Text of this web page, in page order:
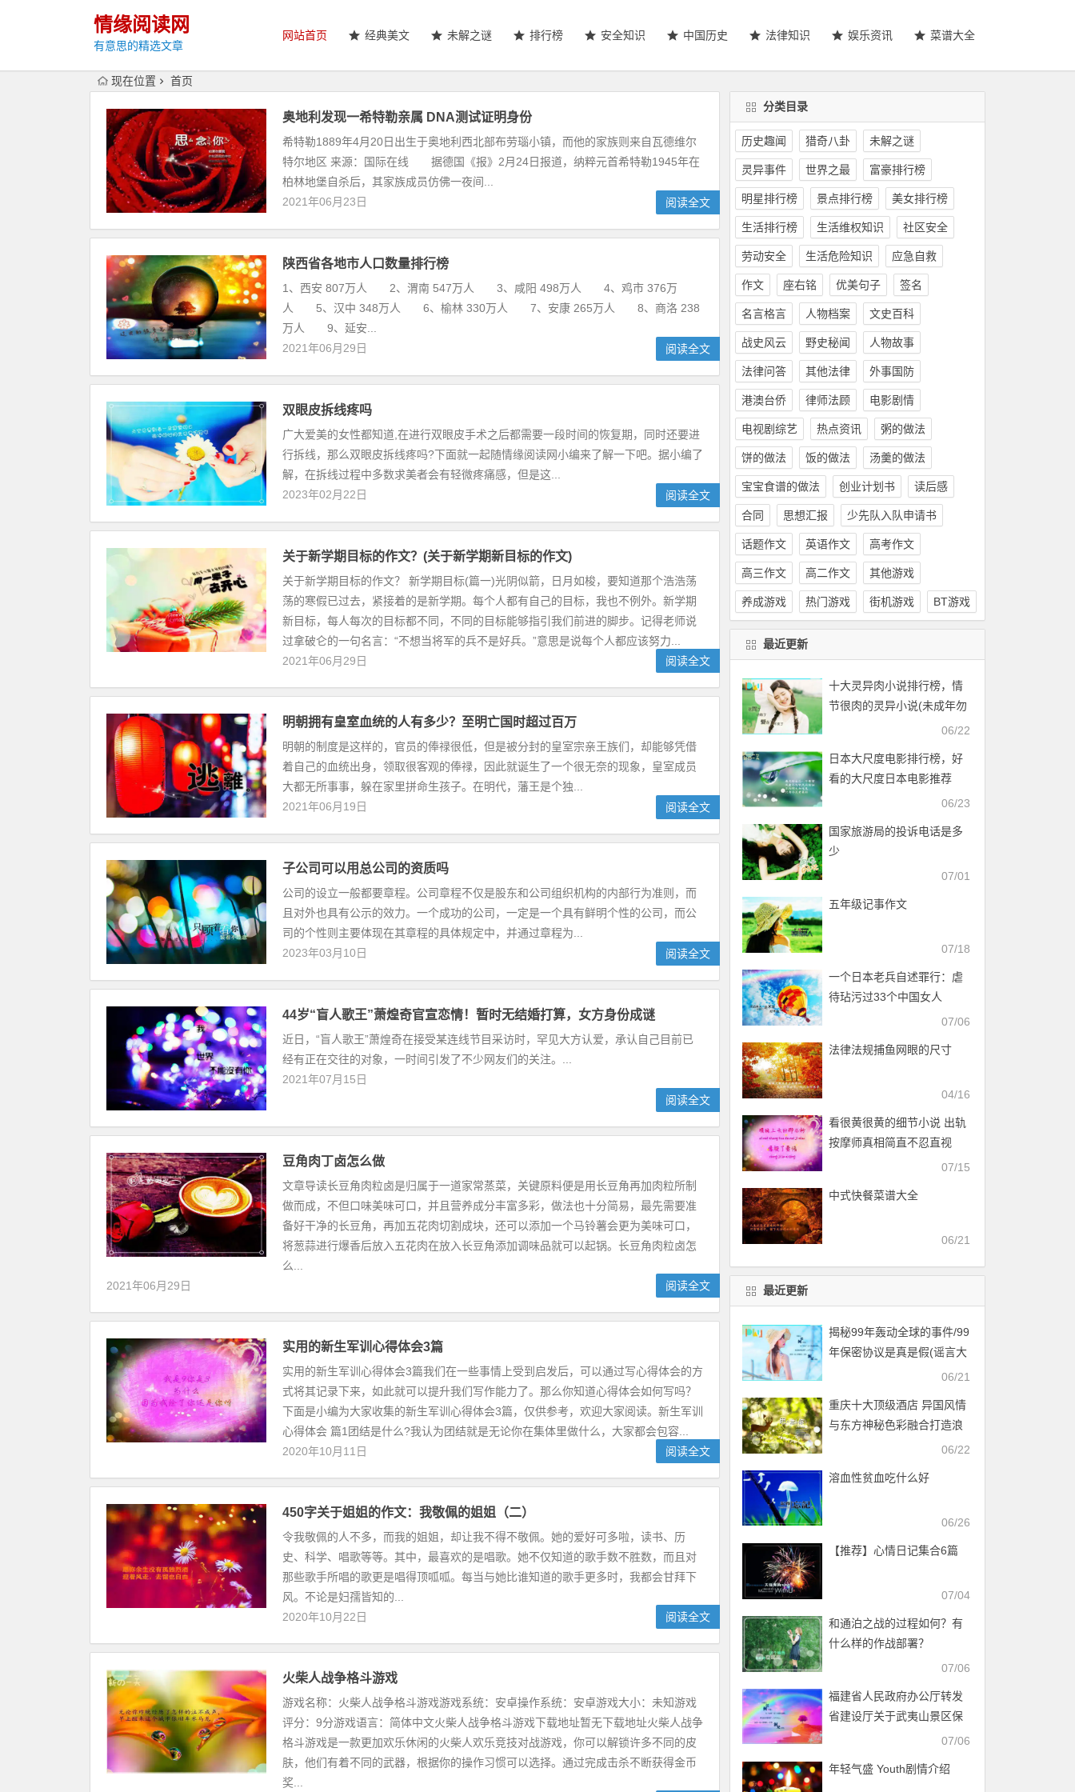
情缘阅读网
有意思的精选文章
网站首页 经典美文 未解之谜 排行榜 安全知识 中国历史 法律知识 娱乐资讯 菜谱大全
现在位置 首页
奥地利发现一希特勒亲属 DNA测试证明身份
希特勒1889年4月20日出生于奥地利西北部布劳瑙小镇，而他的家族则来自瓦德维尔
特尔地区 来源：国际在线 据德国《报》2月24日报道，纳粹元首希特勒1945年在
柏林地堡自杀后，其家族成员仿佛一夜间...
2021年06月23日
阅读全文
陕西省各地市人口数量排行榜
1、西安 807万人 2、渭南 547万人 3、咸阳 498万人 4、鸡市 376万
人 5、汉中 348万人 6、榆林 330万人 7、安康 265万人 8、商洛 238
万人 9、延安...
2021年06月29日
阅读全文
双眼皮拆线疼吗
广大爱美的女性都知道,在进行双眼皮手术之后都需要一段时间的恢复期，同时还要进
行拆线，那么双眼皮拆线疼吗?下面就一起随情缘阅读网小编来了解一下吧。据小编了
解，在拆线过程中多数求美者会有轻微疼痛感，但是这...
2023年02月22日
阅读全文
关于新学期目标的作文？(关于新学期新目标的作文)
关于新学期目标的作文？ 新学期目标(篇一)光阴似箭，日月如梭，要知道那个浩浩荡
荡的寒假已过去，紧接着的是新学期。每个人都有自己的目标，我也不例外。新学期
新目标，每人每次的目标都不同，不同的目标能够指引我们前进的脚步。记得老师说
过拿破仑的一句名言：“不想当将军的兵不是好兵。”意思是说每个人都应该努力...
2021年06月29日
阅读全文
明朝拥有皇室血统的人有多少？至明亡国时超过百万
明朝的制度是这样的，官员的俸禄很低，但是被分封的皇室宗亲王族们，却能够凭借
着自己的血统出身，领取很客观的俸禄，因此就诞生了一个很无奈的现象，皇室成员
大都无所事事，躲在家里拼命生孩子。在明代，藩王是个独...
2021年06月19日
阅读全文
子公司可以用总公司的资质吗
公司的设立一般都要章程。公司章程不仅是股东和公司组织机构的内部行为准则，而
且对外也具有公示的效力。一个成功的公司，一定是一个具有鲜明个性的公司，而公
司的个性则主要体现在其章程的具体规定中，并通过章程为...
2023年03月10日
阅读全文
44岁“盲人歌王”萧煌奇官宣恋情！暂时无结婚打算，女方身份成谜
近日，“盲人歌王”萧煌奇在接受某连线节目采访时，罕见大方认爱，承认自己目前已
经有正在交往的对象，一时间引发了不少网友们的关注。...
2021年07月15日
阅读全文
豆角肉丁卤怎么做
文章导读长豆角肉粒卤是归属于一道家常蒸菜，关键原料便是用长豆角再加肉粒所制
做而成，不但口味美味可口，并且营养成分丰富多彩，做法也十分简易，最先需要准
备好干净的长豆角，再加五花肉切割成块，还可以添加一个马铃薯会更为美味可口，
将葱蒜进行爆香后放入五花肉在放入长豆角添加调味品就可以起锅。长豆角肉粒卤怎
么...
2021年06月29日
阅读全文
实用的新生军训心得体会3篇
实用的新生军训心得体会3篇我们在一些事情上受到启发后，可以通过写心得体会的方
式将其记录下来，如此就可以提升我们写作能力了。那么你知道心得体会如何写吗？
下面是小编为大家收集的新生军训心得体会3篇，仅供参考，欢迎大家阅读。新生军训
心得体会 篇1团结是什么?我认为团结就是无论你在集体里做什么，大家都会包容...
2020年10月11日
阅读全文
450字关于姐姐的作文：我敬佩的姐姐（二）
令我敬佩的人不多，而我的姐姐，却让我不得不敬佩。她的爱好可多啦，读书、历
史、科学、唱歌等等。其中，最喜欢的是唱歌。她不仅知道的歌手数不胜数，而且对
那些歌手所唱的歌更是唱得顶呱呱。每当与她比谁知道的歌手更多时，我都会甘拜下
风。不论是妇孺皆知的...
2020年10月22日
阅读全文
火柴人战争格斗游戏
游戏名称：火柴人战争格斗游戏游戏系统：安卓操作系统：安卓游戏大小：未知游戏
评分：9分游戏语言：简体中文火柴人战争格斗游戏下载地址暂无下载地址火柴人战争
格斗游戏是一款更加欢乐休闲的火柴人欢乐竞技对战游戏，你可以解锁许多不同的皮
肤，他们有着不同的武器，根据你的操作习惯可以选择。通过完成击杀不断获得金币
奖...
分类目录
历史趣闻 猎奇八卦 未解之谜
灵异事件 世界之最 富豪排行榜
明星排行榜 景点排行榜 美女排行榜
生活排行榜 生活维权知识 社区安全
劳动安全 生活危险知识 应急自救
作文 座右铭 优美句子 签名
名言格言 人物档案 文史百科
战史风云 野史秘闻 人物故事
法律问答 其他法律 外事国防
港澳台侨 律师法顾 电影剧情
电视剧综艺 热点资讯 粥的做法
饼的做法 饭的做法 汤羹的做法
宝宝食谱的做法 创业计划书 读后感
合同 思想汇报 少先队入队申请书
话题作文 英语作文 高考作文
高三作文 高二作文 其他游戏
养成游戏 热门游戏 街机游戏 BT游戏
最近更新
十大灵异肉小说排行榜，情
节很肉的灵异小说(未成年勿
06/22
日本大尺度电影排行榜，好
看的大尺度日本电影推荐
06/23
国家旅游局的投诉电话是多
少
07/01
五年级记事作文
07/18
一个日本老兵自述罪行：虐
待玷污过33个中国女人
07/06
法律法规捕鱼网眼的尺寸
04/16
看很黄很黄的细节小说 出轨
按摩师真相简直不忍直视
07/15
中式快餐菜谱大全
06/21
最近更新
揭秘99年轰动全球的事件/99
年保密协议是真是假(谣言大
06/21
重庆十大顶级酒店 异国风情
与东方神秘色彩融合打造浪
06/22
溶血性贫血吃什么好
06/26
【推荐】心情日记集合6篇
07/04
和通泊之战的过程如何？有
什么样的作战部署？
07/06
福建省人民政府办公厅转发
省建设厅关于武夷山景区保
护管理协调委员会议事规则
07/06
年轻气盛 Youth剧情介绍